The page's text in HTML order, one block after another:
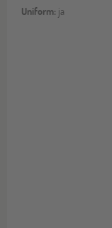
Uniform: ja